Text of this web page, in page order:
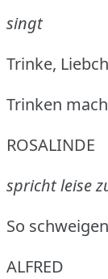
singt
Trinke,
Trinken
ROSALINDE
spricht leise
So
ALFRED